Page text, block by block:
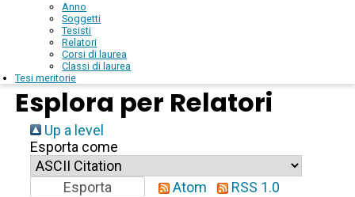
Anno
Soggetti
Tesisti
Relatori
Corsi di laurea
Classi di laurea
Tesi meritorie
Esplora per Relatori
Up a level
Esporta come
Atom
RSS 1.0